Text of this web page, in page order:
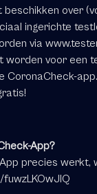
beschikken over
ingerichte
via
voor een
CoronaCheck-
App?
precies werkt,